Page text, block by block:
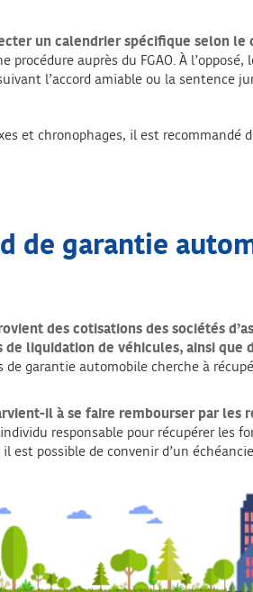
un calendrier spécifique selon le
auprès du FGAO. À
l’accord amiable ou la sentence
et chronophages, il est recommandé
de garantie
des cotisations des sociétés
liquidation de véhicules, ainsi que
garantie automobile cherche à
il à se faire rembourser par les
responsable pour récupérer les
possible de convenir d’un